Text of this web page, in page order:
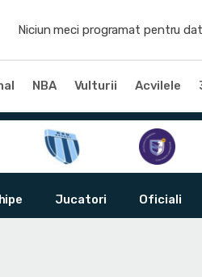
Niciun meci programat pentru
NBA Vulturii Acvilele
Jucatori Oficiali